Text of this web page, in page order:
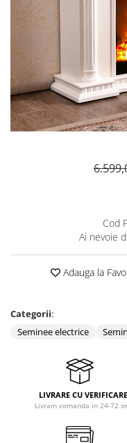
Cod
Ai nevoie
Adauga la
Categorii:
Seminee electrice
LIVRARE CU VERIFICARE
Livram comanda in 24-72